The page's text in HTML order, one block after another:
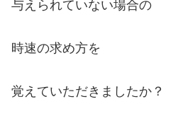
与えられていない場合の
時速の求め方を
覚えていただきましたか？